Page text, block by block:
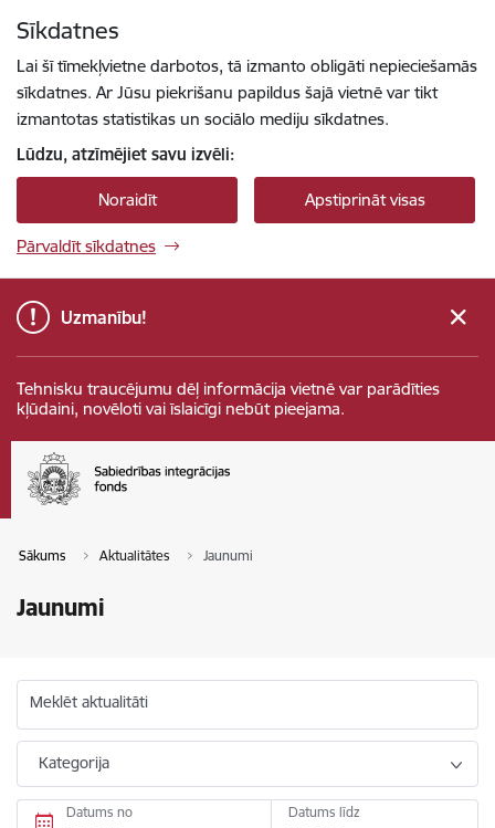
Sīkdatnes
Lai šī tīmekļvietne darbotos, tā izmanto obligāti nepieciešamās
sīkdatnes. Ar Jūsu piekrišanu papildus šajā vietnē var tikt
izmantotas statistikas un sociālo mediju sīkdatnes.
Lūdzu, atzīmējiet savu izvēli:
Noraidīt Apstiprināt visas
Pārvaldīt sīkdatnes
Uzmanību!
Tehnisku traucējumu dēļ informācija vietnē var parādīties
kļūdaini, novēloti vai īslaicīgi nebūt pieejama.
Sākums Aktualitātes Jaunumi
Jaunumi
Meklēt aktualitāti
Kategorija
Datums no Datums līdz